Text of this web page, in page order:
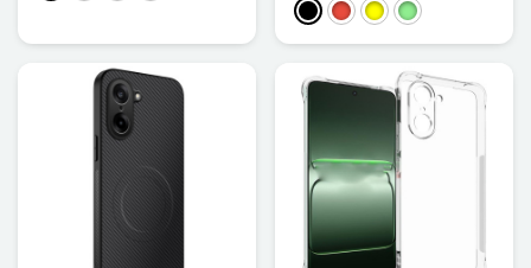
Schwarz
Rot GelbHellgrün